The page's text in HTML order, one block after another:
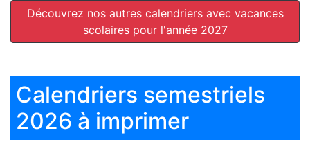
Découvrez nos autres calendriers avec vacances
scolaires pour l'année 2027
Calendriers semestriels
2026 à imprimer